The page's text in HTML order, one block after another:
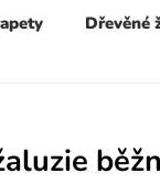
Dřevěné